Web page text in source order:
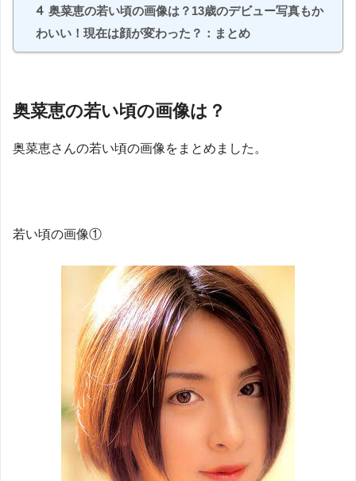
4 奥菜恵の若い頃の画像は？13歳のデビュー写真もか
わいい！現在は顔が変わった？：まとめ
奥菜恵の若い頃の画像は？
奥菜恵さんの若い頃の画像をまとめました。
若い頃の画像①